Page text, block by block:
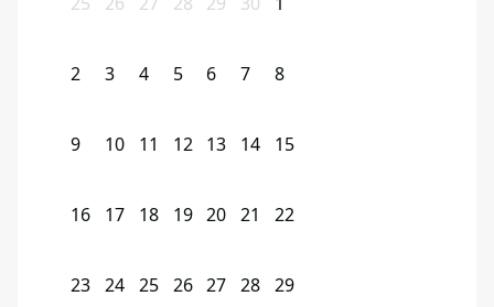
2 3 4 5 6 7 8
9 10 11 12 13 14 15
16 17 18 19 20 21 22
23 24 25 26 27 28 29